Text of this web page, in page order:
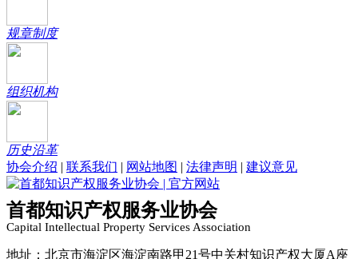
规章制度
组织机构
历史沿革
协会介绍
联系我们 网站地图 法律声明 建议意见
首都知识产权服务业协会
Capital Intellectual Property Services Association
地址：北京市海淀区海淀南路甲21号中关村知识产权大厦A座